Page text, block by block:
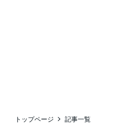
トップページ 記事一覧